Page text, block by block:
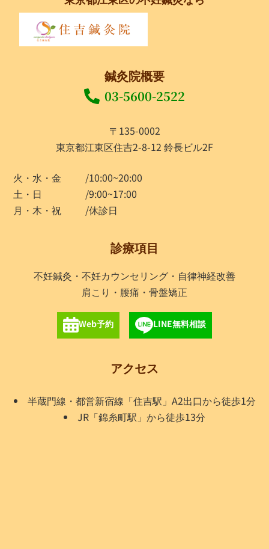
鍼灸院概要
03-5600-2522
〒135-0002
東京都江東区住吉2-8-12 鈴長ビル2F
火・水・金
/10:00~20:00
土・日
/9:00~17:00
月・木・祝
/休診日
診療項目
不妊鍼灸・不妊カウンセリング・自律神経改善
肩こり・腰痛・骨盤矯正
Web予約 LINE無料相談
アクセス
半蔵門線・都営新宿線「住吉駅」A2出口から徒歩1分
JR「錦糸町駅」から徒歩13分